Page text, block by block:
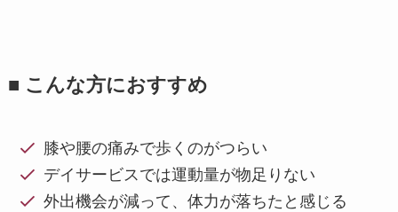
■ こんな方におすすめ
膝や腰の痛みで歩くのがつらい
デイサービスでは運動量が物足りない
外出機会が減って、体力が落ちたと感じる